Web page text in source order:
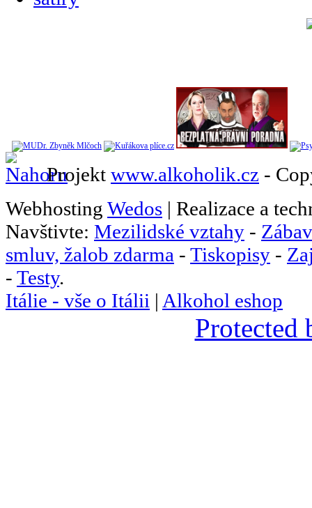
Projekt www.alkoholik.cz -
Webhosting Wedos | Realizace a
Navštivte: Mezilidské vztahy -
smluv, žalob zdarma - Tiskopisy -
- Testy.
Itálie - vše o Itálii | Alkohol eshop
Protected